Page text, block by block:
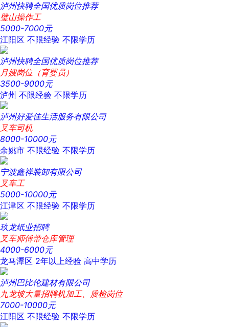
泸州快聘全国优质岗位推荐
璧山操作工
5000-7000元
江阳区 不限经验 不限学历
泸州快聘全国优质岗位推荐
月嫂岗位（育婴员）
3500-9000元
泸州 不限经验 不限学历
泸州好爱佳生活服务有限公司
叉车司机
8000-10000元
余姚市 不限经验 不限学历
宁波鑫祥装卸有限公司
叉车工
5000-10000元
江津区 不限经验 不限学历
玖龙纸业招聘
叉车师傅带仓库管理
4000-6000元
龙马潭区 2年以上经验 高中学历
泸州巴比伦建材有限公司
九龙坡大量招聘机加工、质检岗位
7000-10000元
江阳区 不限经验 不限学历